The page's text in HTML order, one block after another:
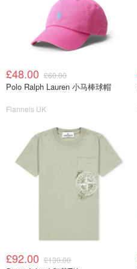
£48.00 £60.00
Polo Ralph Lauren 小马棒球帽
Flannels UK
£92.00 £130.00